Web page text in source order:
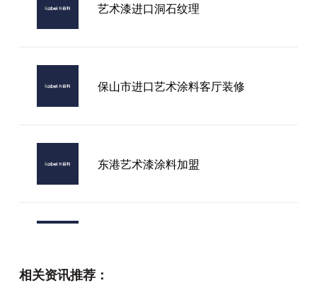
艺术漆进口洞石纹理
保山市进口艺术涂料客厅装修
东港艺术漆涂料加盟
相关资讯推荐：